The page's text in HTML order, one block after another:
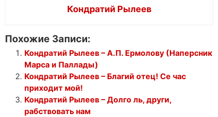
Кондратий Рылеев
Похожие Записи:
Кондратий Рылеев – А.П. Ермолову (Наперсник
Марса и Паллады)
Кондратий Рылеев – Благий отец! Се час
приходит мой!
Кондратий Рылеев – Долго ль, други,
рабствовать нам